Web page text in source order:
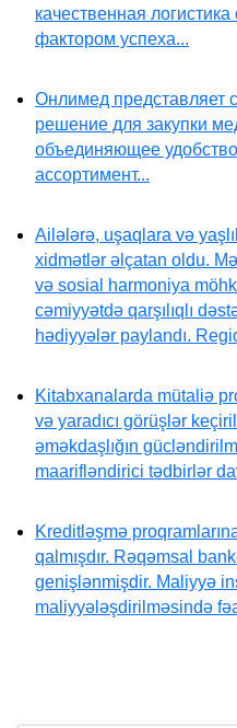
качественная
фактором успеха...
Онлимед представляет
решение для закупки
объединяющее
ассортимент...
Ailələrə, uşaqlara və
xidmətlər əlçatan oldu.
və sosial harmoniya
cəmiyyətdə qarşılıqlı
hədiyyələr paylandı.
Kitabxanalarda mütaliə
və yaradıcı görüşlər
əməkdaşlığın
maarifləndirici tədbirlər
Kreditləşmə
qalmışdır. Rəqəmsal
genişlənmişdir. Maliyyə
maliyyələşdirilməsində